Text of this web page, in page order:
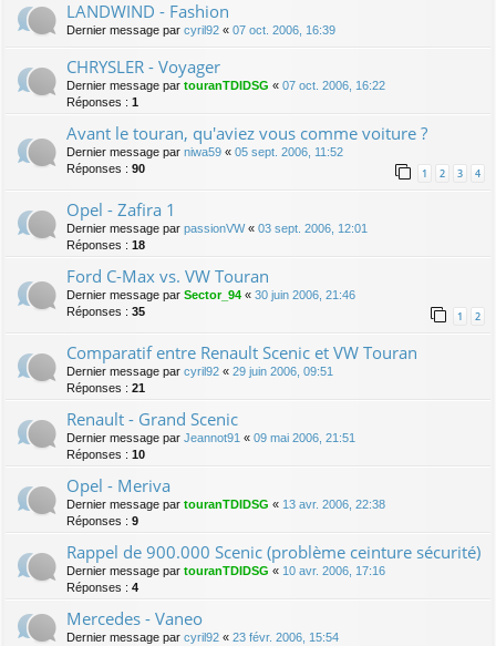
LANDWIND - Fashion
Dernier message par cyril92 « 07 oct. 2006, 16:39
CHRYSLER - Voyager
Dernier message par touranTDIDSG « 07 oct. 2006, 16:22
Réponses : 1
Avant le touran, qu'aviez vous comme voiture ?
Dernier message par niwa59 « 05 sept. 2006, 11:52
Réponses : 90 1 2 3 4
Opel - Zafira 1
Dernier message par passionVW« 03 sept. 2006, 12:01
Réponses : 18
Ford C-Max vs. VW Touran
Dernier message par Sector_94 « 30 juin 2006, 21:46
Réponses : 35 1 2
Comparatif entre Renault Scenic et VW Touran
Dernier message par cyril92 « 29 juin 2006, 09:51
Réponses : 21
Renault - Grand Scenic
Dernier message par Jeannot91 « 09 mai 2006, 21:51
Réponses : 10
Opel - Meriva
Dernier message par touranTDIDSG « 13 avr. 2006, 22:38
Réponses : 9
Rappel de 900.000 Scenic (problème ceinture sécurité)
Dernier message par touranTDIDSG « 10 avr. 2006, 17:16
Réponses : 4
Mercedes - Vaneo
Dernier message par cyril92 « 23 févr. 2006, 15:54